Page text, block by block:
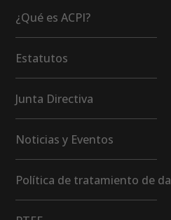
¿Qué es ACPI?
Estatutos
Junta Directiva
Noticias y Eventos
Política de tratamiento de